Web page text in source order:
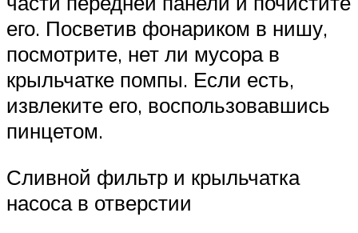
его. Посветив фонариком в нишу,
посмотрите, нет ли мусора в
крыльчатке помпы. Если есть,
извлеките его, воспользовавшись
пинцетом.
Сливной фильтр и крыльчатка
насоса в отверстии